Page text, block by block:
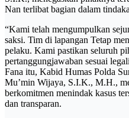
Nan terlibat bagian dalam
“Kami telah mengumpulkan
saksi. Tim di lapangan Tetap
pelaku. Kami pastikan seluruh
pertanggungjawaban sesuai
Fana itu, Kabid Humas Polda
Mu’min Wijaya, S.I.K., M.H.,
berkomitmen menindak kasus
dan transparan.